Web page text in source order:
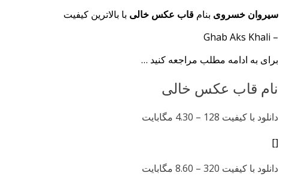
سیروان خسروی بنام قاب عکس خالی با بالاترین کیفیت
– Ghab Aks Khali
برای به ادامه مطلب مراجعه کنید …
نام قاب عکس خالی
دانلود با کیفیت 128 –
4.30 مگابایت
[]
دانلود با کیفیت 320 –
8.60 مگابایت